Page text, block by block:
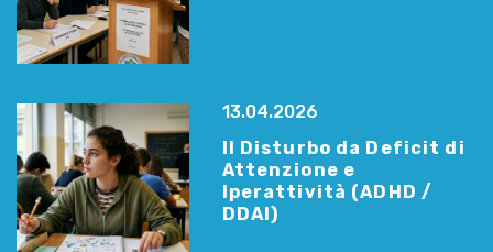
13.04.2026
Il Disturbo da Deficit di
Attenzione e
Iperattività (ADHD /
DDAI)